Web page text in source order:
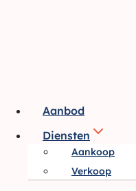
Aanbod
Diensten
Aankoop
Verkoop